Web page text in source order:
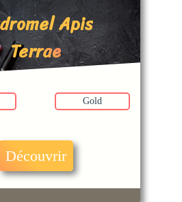
Apis
Terrae
Gold
Découvrir